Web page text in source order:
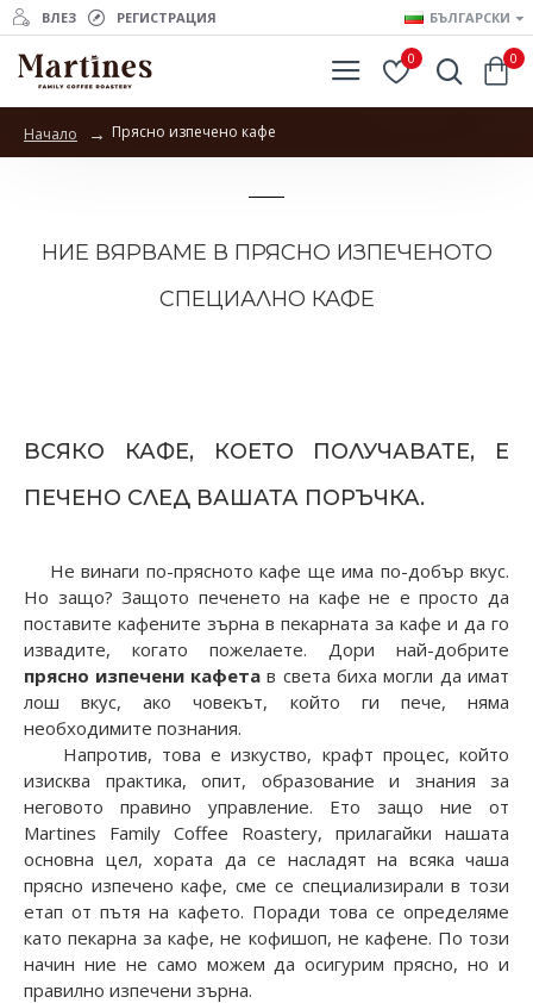
ВЛЕЗ РЕГИСТРАЦИЯ БЪЛГАРСКИ
0 0
Начало Прясно изпечено кафе
НИЕ ВЯРВАМЕ В ПРЯСНО ИЗПЕЧЕНОТО
СПЕЦИАЛНО КАФЕ
ВСЯКО КАФЕ, КОЕТО ПОЛУЧАВАТЕ, Е
ПЕЧЕНО СЛЕД ВАШАТА ПОРЪЧКА.
Не винаги по-прясното кафе ще има по-добър вкус.
Но защо? Защото печенето на кафе не е просто да
поставите кафените зърна в пекарната за кафе и да го
извадите, когато пожелаете. Дори най-добрите
прясно изпечени кафета в света биха могли да имат
лош вкус, ако човекът, който ги пече, няма
необходимите познания.
Напротив, това е изкуство, крафт процес, който
изисква практика, опит, образование и знания за
неговото правино управление. Ето защо ние от
Martines Family Coffee Roastery, прилагайки нашата
основна цел, хората да се насладят на всяка чаша
прясно изпечено кафе, сме се специализирали в този
етап от пътя на кафето. Поради това се определяме
като пекарна за кафе, не кофишоп, не кафене. По този
начин ние не само можем да осигурим прясно, но и
правилно изпечени зърна.